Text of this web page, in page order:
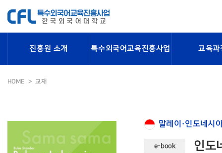
진흥원 소개 특수외국어교육진흥사업 교육과
HOME 교재
말레이·인도네시
e-book 인도